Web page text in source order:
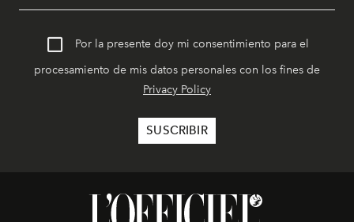
Por la presente doy mi consentimiento para el
procesamiento de mis datos personales con los fines de
Privacy Policy